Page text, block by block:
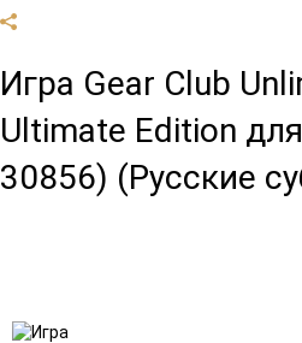
Игра Gear Club
Ultimate Edition
30856) (Русские